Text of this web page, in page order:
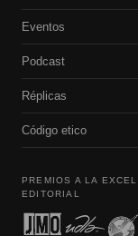
Eventos
Podcast
Réplicas
Código etico
PREMIOS A LA
EDITORIAL